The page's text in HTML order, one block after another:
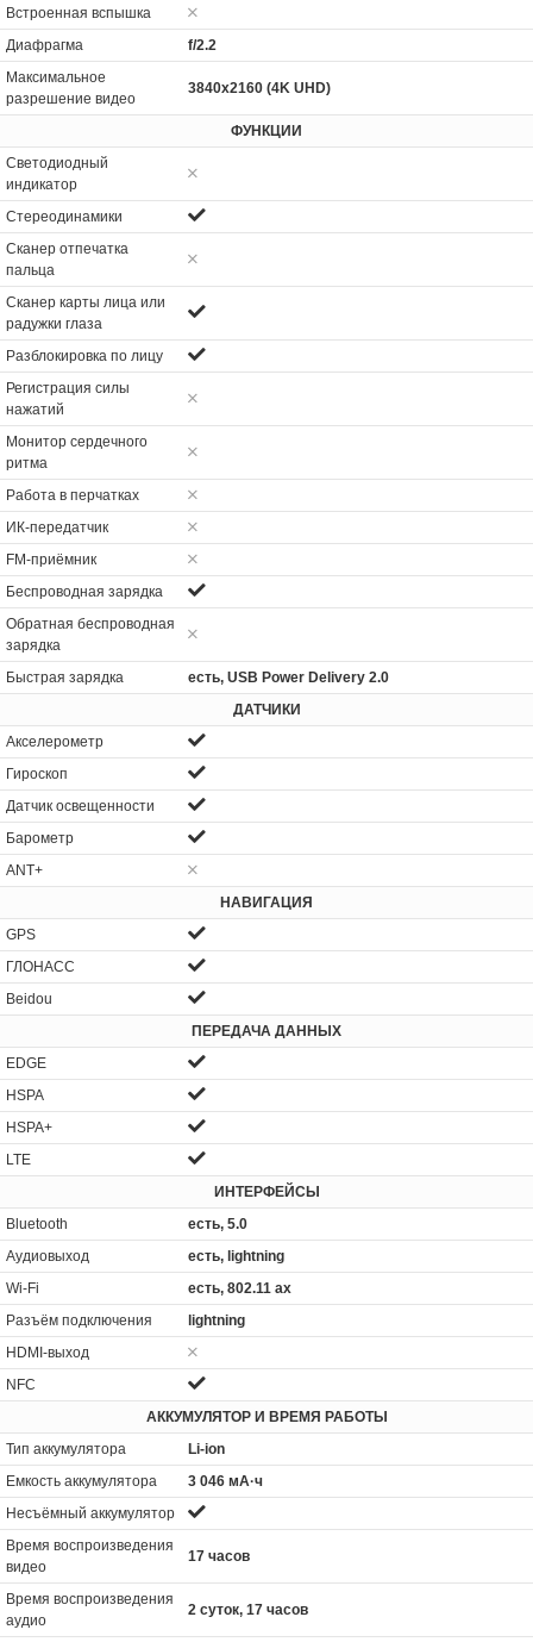
Встроенная вспышка
Диафрагма
f/2.2
Максимальное
разрешение видео
3840x2160 (4K UHD)
ФУНКЦИИ
Светодиодный
индикатор
Стереодинамики
Сканер отпечатка
пальца
Сканер карты лица или
радужки глаза
Разблокировка по лицу
Регистрация силы
нажатий
Монитор сердечного
ритма
Работа в перчатках
ИК-передатчик
FM-приёмник
Беспроводная зарядка
Обратная беспроводная
зарядка
Быстрая зарядка
есть, USB Power Delivery 2.0
ДАТЧИКИ
Акселерометр
Гироскоп
Датчик освещенности
Барометр
ANT+
НАВИГАЦИЯ
GPS
ГЛОНАСС
Beidou
ПЕРЕДАЧА ДАННЫХ
EDGE
HSPA
HSPA+
LTE
ИНТЕРФЕЙСЫ
Bluetooth
есть, 5.0
Аудиовыход
есть, lightning
Wi-Fi
есть, 802.11 ax
Разъём подключения
lightning
HDMI-выход
NFC
АККУМУЛЯТОР И ВРЕМЯ РАБОТЫ
Тип аккумулятора
Li-ion
Емкость аккумулятора
3 046 мА·ч
Несъёмный аккумулятор
Время воспроизведения
видео
17 часов
Время воспроизведения
аудио
2 суток, 17 часов